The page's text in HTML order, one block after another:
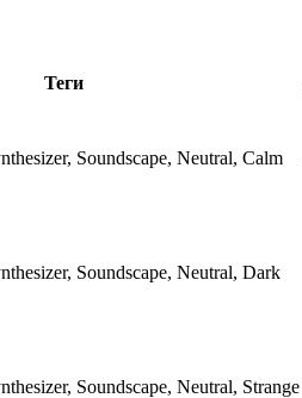
Теги
Soundscape, Neutral, Calm
Soundscape, Neutral, Dark
Soundscape, Neutral, Strange